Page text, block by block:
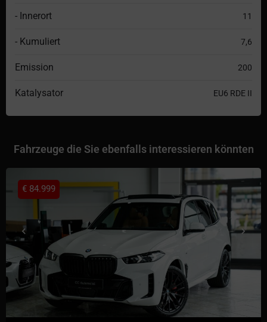
- Innerort 11
- Kumuliert 7,6
Emission 200
Katalysator EU6 RDE II
Fahrzeuge die Sie ebenfalls interessieren könnten
€ 84.999